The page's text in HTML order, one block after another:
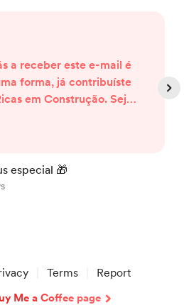
a receber este e-mail é
forma, já contribuíste
em Construção. Seja
missão de ajudar mais
um trabalho
especial 🎁
Terms Report
Me a Coffee page